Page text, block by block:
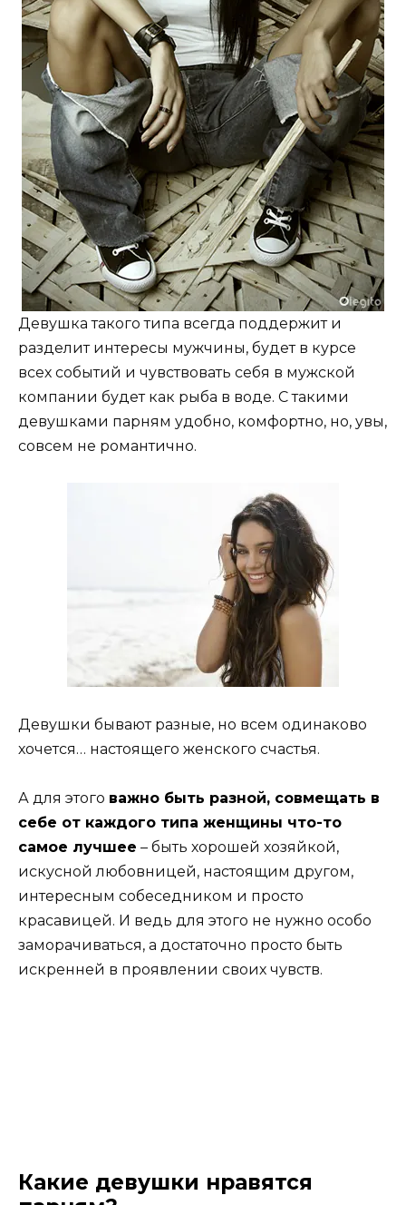
Девушка такого типа всегда поддержит и
разделит интересы мужчины, будет в курсе
всех событий и чувствовать себя в мужской
компании будет как рыба в воде. С такими
девушками парням удобно, комфортно, но, увы,
совсем не романтично.
Девушки бывают разные, но всем одинаково
хочется… настоящего женского счастья.
А для этого важно быть разной, совмещать в
себе от каждого типа женщины что-то
самое лучшее – быть хорошей хозяйкой,
искусной любовницей, настоящим другом,
интересным собеседником и просто
красавицей. И ведь для этого не нужно особо
заморачиваться, а достаточно просто быть
искренней в проявлении своих чувств.
Какие девушки нравятся